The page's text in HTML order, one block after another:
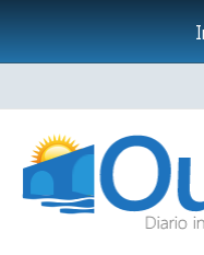
Ir
al
contenido